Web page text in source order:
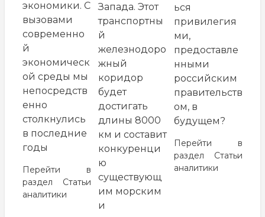
экономики. С
вызовами
современно
й
экономическ
ой среды мы
непосредств
енно
столкнулись
в последние
годы
Перейти в
раздел Статьи
аналитики
Запада. Этот
транспортны
й
железнодоро
жный
коридор
будет
достигать
длины 8000
км и составит
конкуренци
ю
существующ
им морским
и
ься
привилегия
ми,
предоставле
нными
российским
правительств
ом, в
будущем?
Перейти в
раздел Статьи
аналитики